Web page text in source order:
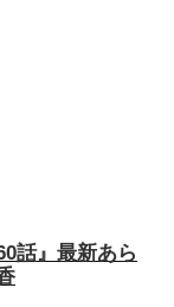
話』最新あら